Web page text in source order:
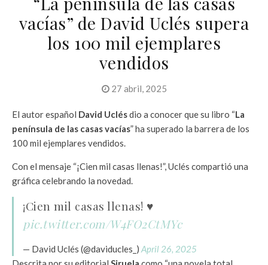
vacías” de David Uclés supera
los 100 mil ejemplares
vendidos
27 abril, 2025
El autor español David Uclésdio a conocer que su libro “La
península de las casas vacías” ha superado la barrera de los
100 mil ejemplares vendidos.
Con el mensaje “¡Cien mil casas llenas!”, Uclés compartió una
gráfica celebrando la novedad.
¡Cien mil casas llenas! ♥️
pic.twitter.com/W4FO2CtMYc
— David Uclés (@daviducles_) April 26, 2025